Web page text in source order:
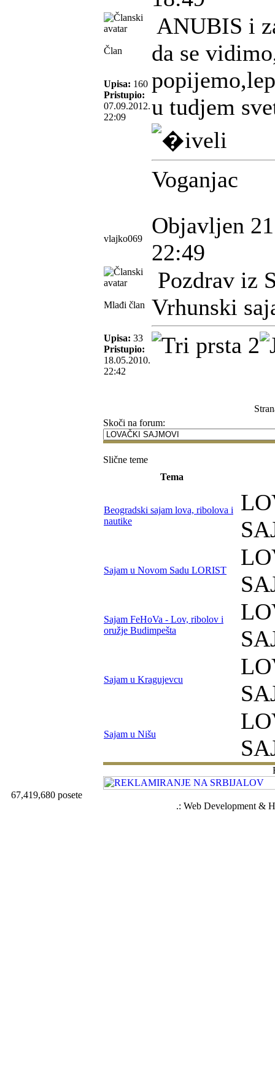
Član
Upisa: 160
Pristupio:
07.09.2012.
22:09
ANUBIS i
da se
u tudjem
Voganjac
vlajko069
Objavljen
22:49
Mlađi član
Upisa: 33
Pristupio:
18.05.2010.
22:42
Pozdrav iz
Vrhunski
Skoči na forum:
Slične teme
Tema
Beogradski sajam lova, ribolova i
nautike
Sajam u Novom Sadu LORIST
Sajam FeHoVa - Lov, ribolov i
oružje Budimpešta
Sajam u Kragujevcu
Sajam u Nišu
67,419,680 posete
.: Web Development &